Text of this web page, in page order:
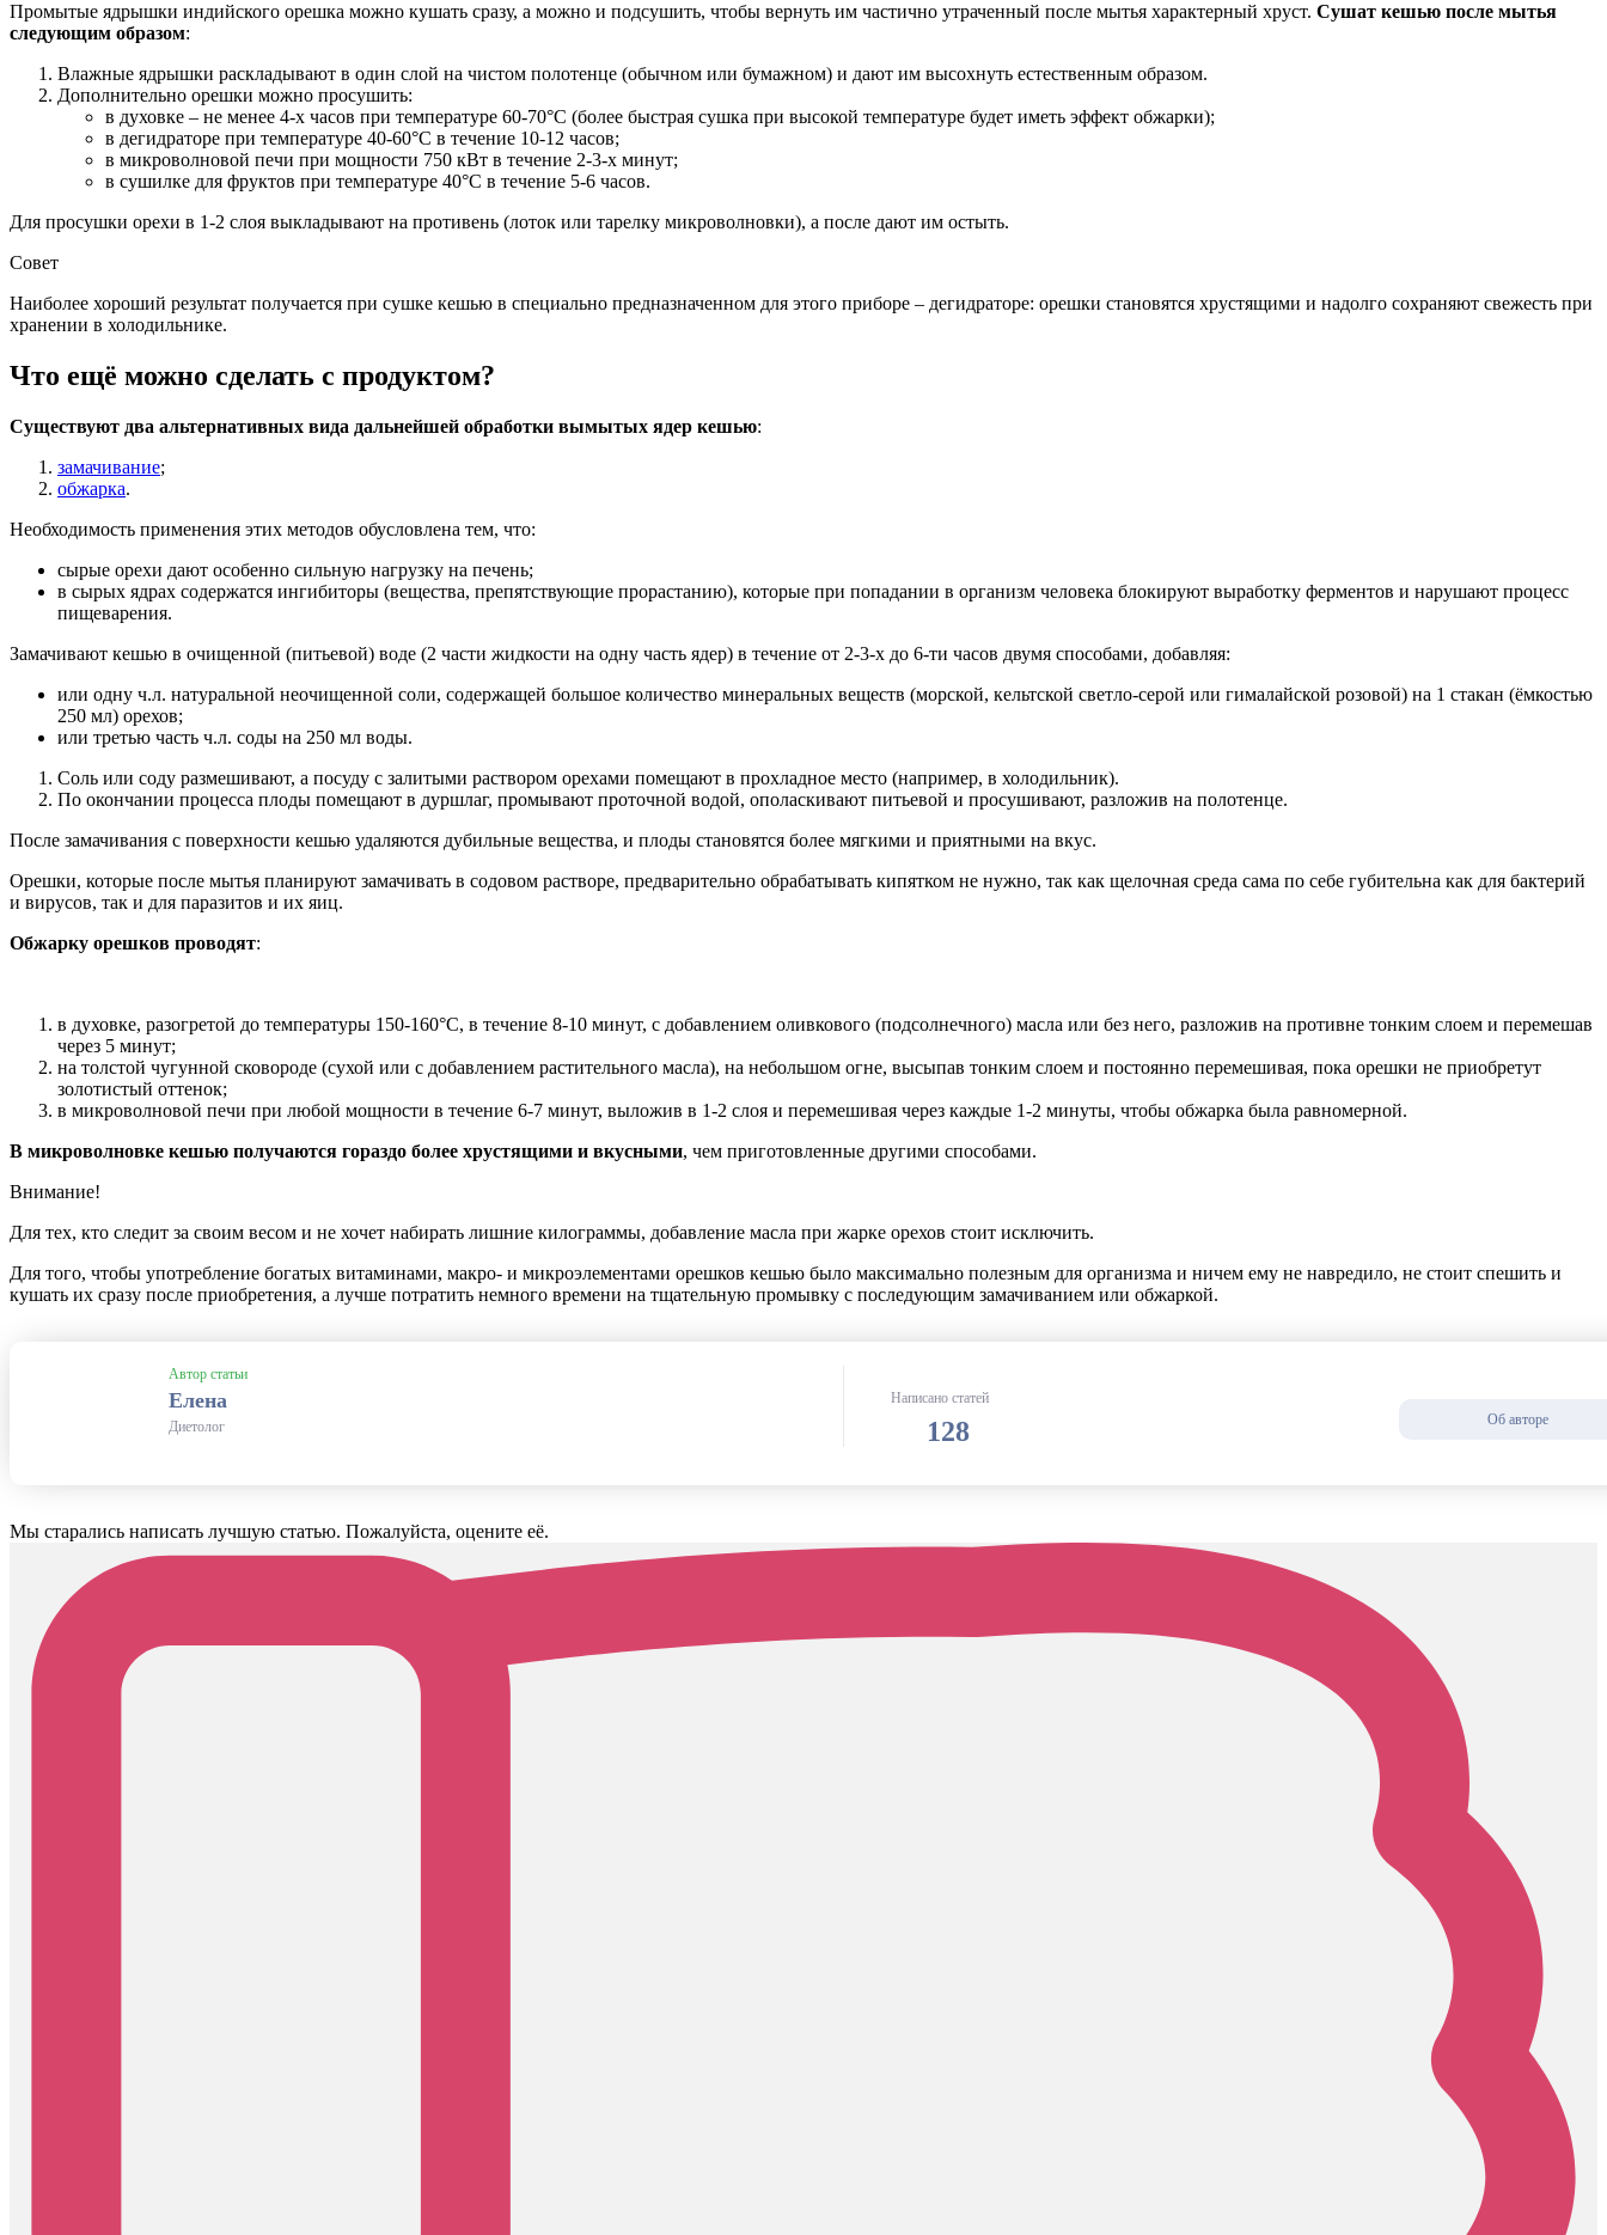
Промытые ядрышки индийского орешка можно кушать сразу, а можно и подсушить, чтобы вернуть им частично утраченный после мытья характерный хруст. Сушат кешью после мытья
следующим образом:
Влажные ядрышки раскладывают в один слой на чистом полотенце (обычном или бумажном) и дают им высохнуть естественным образом.
Дополнительно орешки можно просушить:
в духовке – не менее 4-х часов при температуре 60-70°С (более быстрая сушка при высокой температуре будет иметь эффект обжарки);
в дегидраторе при температуре 40-60°С в течение 10-12 часов;
в микроволновой печи при мощности 750 кВт в течение 2-3-х минут;
в сушилке для фруктов при температуре 40°С в течение 5-6 часов.
Для просушки орехи в 1-2 слоя выкладывают на противень (лоток или тарелку микроволновки), а после дают им остыть.
Совет
Наиболее хороший результат получается при сушке кешью в специально предназначенном для этого приборе – дегидраторе: орешки становятся хрустящими и надолго сохраняют свежесть при
хранении в холодильнике.
Что ещё можно сделать с продуктом?
Существуют два альтернативных вида дальнейшей обработки вымытых ядер кешью:
замачивание;
обжарка.
Необходимость применения этих методов обусловлена тем, что:
сырые орехи дают особенно сильную нагрузку на печень;
в сырых ядрах содержатся ингибиторы (вещества, препятствующие прорастанию), которые при попадании в организм человека блокируют выработку ферментов и нарушают процесс
пищеварения.
Замачивают кешью в очищенной (питьевой) воде (2 части жидкости на одну часть ядер) в течение от 2-3-х до 6-ти часов двумя способами, добавляя:
или одну ч.л. натуральной неочищенной соли, содержащей большое количество минеральных веществ (морской, кельтской светло-серой или гималайской розовой) на 1 стакан (ёмкостью
250 мл) орехов;
или третью часть ч.л. соды на 250 мл воды.
Соль или соду размешивают, а посуду с залитыми раствором орехами помещают в прохладное место (например, в холодильник).
По окончании процесса плоды помещают в дуршлаг, промывают проточной водой, ополаскивают питьевой и просушивают, разложив на полотенце.
После замачивания с поверхности кешью удаляются дубильные вещества, и плоды становятся более мягкими и приятными на вкус.
Орешки, которые после мытья планируют замачивать в содовом растворе, предварительно обрабатывать кипятком не нужно, так как щелочная среда сама по себе губительна как для бактерий
и вирусов, так и для паразитов и их яиц.
Обжарку орешков проводят:
в духовке, разогретой до температуры 150-160°С, в течение 8-10 минут, с добавлением оливкового (подсолнечного) масла или без него, разложив на противне тонким слоем и перемешав
через 5 минут;
на толстой чугунной сковороде (сухой или с добавлением растительного масла), на небольшом огне, высыпав тонким слоем и постоянно перемешивая, пока орешки не приобретут
золотистый оттенок;
в микроволновой печи при любой мощности в течение 6-7 минут, выложив в 1-2 слоя и перемешивая через каждые 1-2 минуты, чтобы обжарка была равномерной.
В микроволновке кешью получаются гораздо более хрустящими и вкусными, чем приготовленные другими способами.
Внимание!
Для тех, кто следит за своим весом и не хочет набирать лишние килограммы, добавление масла при жарке орехов стоит исключить.
Для того, чтобы употребление богатых витаминами, макро- и микроэлементами орешков кешью было максимально полезным для организма и ничем ему не навредило, не стоит спешить и
кушать их сразу после приобретения, а лучше потратить немного времени на тщательную промывку с последующим замачиванием или обжаркой.
Автор статьи
Елена
Диетолог
Написано статей
128 Об авторе
Мы старались написать лучшую статью. Пожалуйста, оцените её.